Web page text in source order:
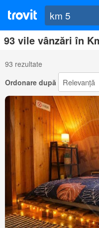
93 vile vânzări în
93 rezultate
Ordonare după